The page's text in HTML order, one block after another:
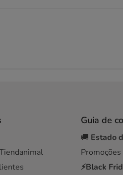
Guia de
🚚 Estado
⚡Black